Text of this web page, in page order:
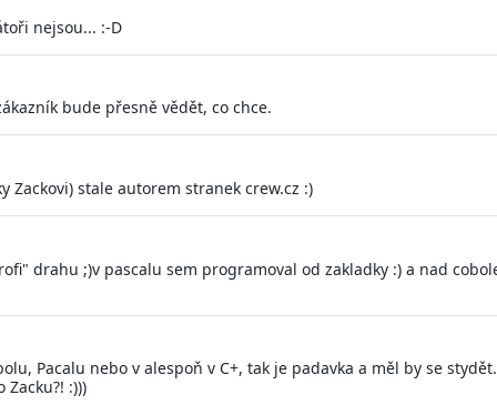
nejsou... :-D
bude přesně vědět, co chce.
Zackovi) stale autorem stranek crew.cz :)
drahu ;)v pascalu sem programoval od zakladky :) a nad
Pacalu nebo v alespoň v C+, tak je padavka a měl by se
:)))